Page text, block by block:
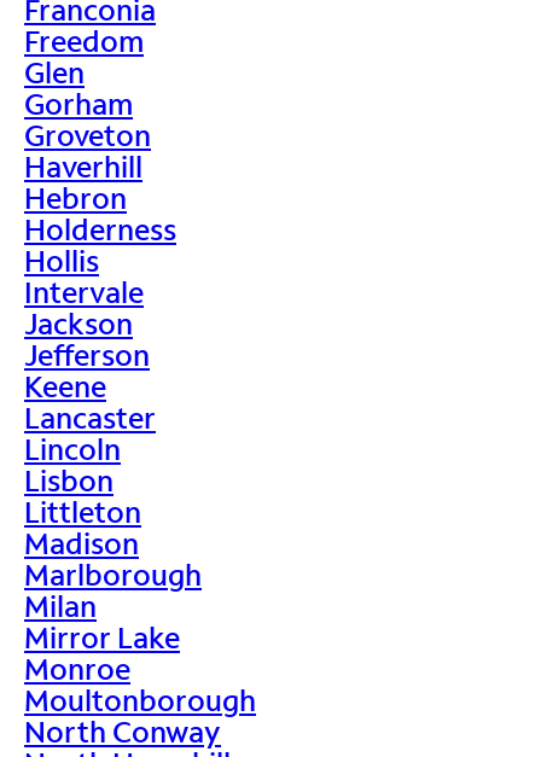
Franconia
Freedom
Glen
Gorham
Groveton
Haverhill
Hebron
Holderness
Hollis
Intervale
Jackson
Jefferson
Keene
Lancaster
Lincoln
Lisbon
Littleton
Madison
Marlborough
Milan
Mirror Lake
Monroe
Moultonborough
North Conway